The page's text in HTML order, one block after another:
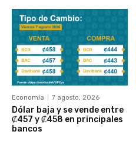
Economía 7 agosto, 2026
Dólar baja y se vende entre
₡457 y ₡458 en principales
bancos